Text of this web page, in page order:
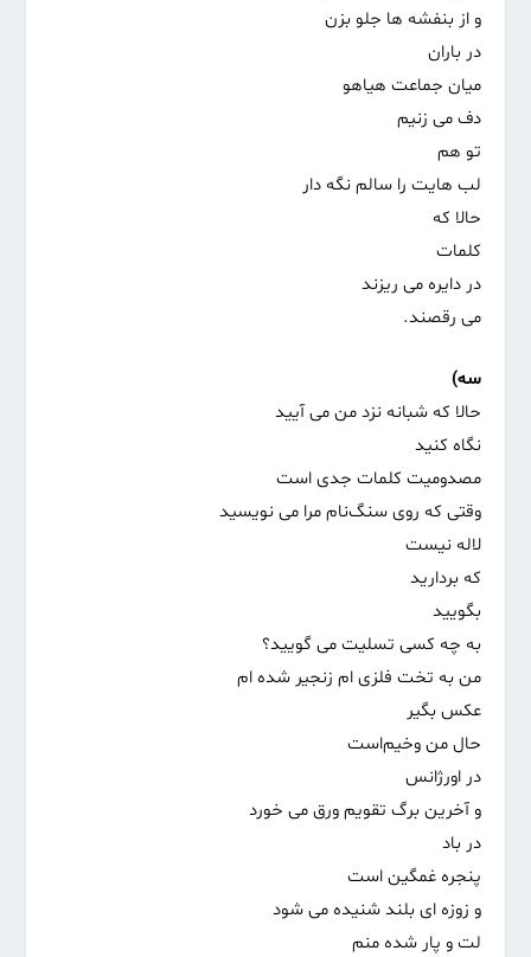
و از بنفشه ها جلو بزن
در باران
میان جماعت هیاهو
دف می زنیم
تو هم
لب هایت را سالم نگه دار
حالا که
کلمات
در دایره می ریزند
می رقصند.
سه)
حالا که شبانه نزد من‌ می آیید
نگاه کنید
مصدومیت کلمات‌ جدی است
وقتی که روی سنگ‌نام مرا می نویسید
لاله نیست
که بردارید
بگویید
به چه کسی تسلیت‌ می گویید؟
من به تخت فلزی ام زنجیر شده ام
عکس بگیر
حال من وخیم‌است
در اورژانس
و آخرین برگ تقویم ورق می خورد
در باد
پنجره غمگین است
و زوزه ای بلند شنیده می شود
لت و پار شده منم